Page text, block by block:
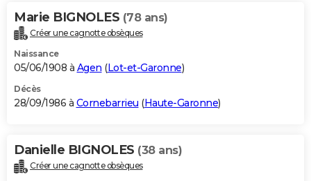
Marie BIGNOLES (78 ans)
Créer une cagnotte obsèques
Naissance
05/06/1908 à Agen (Lot-et-Garonne)
Décès
28/09/1986 à Cornebarrieu (Haute-Garonne)
Danielle BIGNOLES (38 ans)
Créer une cagnotte obsèques